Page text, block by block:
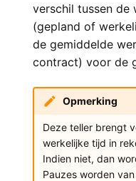
verschil tussen
(gepland of
de gemiddelde
contract) voor de
Opmerking
Deze teller brengt
werkelijke tijd in
Indien niet, dan
Pauzes worden